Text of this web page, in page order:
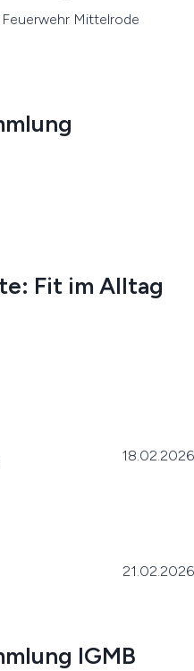
Mittelrode
Fit im Alltag
18.02.2026
21.02.2026
IGMB